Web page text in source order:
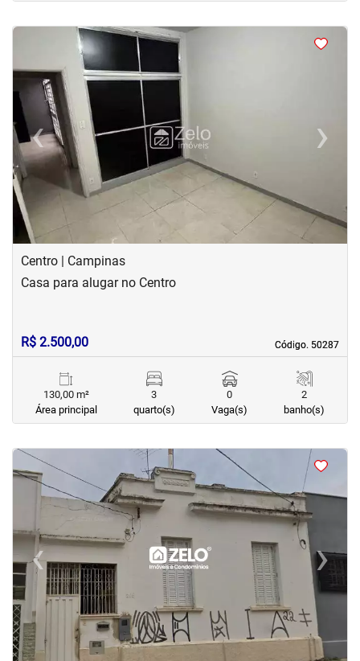
‹Previous ›Next
Centro | Campinas
Código. 50287
Código. 50287
Casa para alugar no Centro
R$ 2.500,00
130,00 m²
Área principal
3
quarto(s)
0
Vaga(s)
2
banho(s)
<<<
‹Previous ›Next